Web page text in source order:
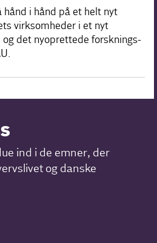
hånd i hånd på et helt nyt
virksomheder i et nyt
det nyoprettede forsknings-
ind i de emner, der
og danske